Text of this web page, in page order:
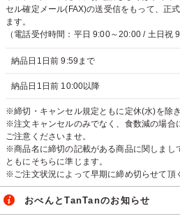
セル確定メール(FAX)の送受信をもって、正
ます。
（電話受付時間：平日 9:00～20:00 / 土日祝
納品日1日前 9:59まで
納品日1日前 10:00以降
※締切・キャンセル規定ともに定休(水)を除き
※注文キャンセルのみでなく、食数減の場合
ご注意くださいませ。
※商品名に締切の記載がある商品に関しまし
ともにそちらに準じます。
※ご注文状況によって早期に締め切らせて頂
おべんとTanTanのお知らせ